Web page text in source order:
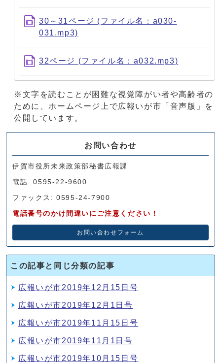
30～31ページ (ファイル名：a030-
031.mp3)
32ページ (ファイル名：a032.mp3)
※文字を読むことが困難な視覚障がい者や高齢者の
ために、ホームページ上で広報いが市「音声版」を
公開しています。
お問い合わせ
伊賀市役所未来政策部秘書広報課
電話: 0595-22-9600
ファックス: 0595-24-7900
電話番号のかけ間違いにご注意ください！
お問い合わせフォーム
この記事と同じ分類の記事
広報いが市2019年12月15日号
広報いが市2019年12月1日号
広報いが市2019年11月15日号
広報いが市2019年11月1日号
広報いが市2019年10月15日号